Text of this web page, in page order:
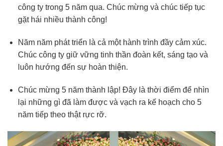
công ty trong 5 năm qua. Chúc mừng và chúc tiếp tục
gặt hái nhiều thành công!
Năm năm phát triển là cả một hành trình đầy cảm xúc.
Chúc công ty giữ vững tinh thần đoàn kết, sáng tạo và
luôn hướng đến sự hoàn thiện.
Chúc mừng 5 năm thành lập! Đây là thời điểm để nhìn
lại những gì đã làm được và vạch ra kế hoạch cho 5
năm tiếp theo thật rực rỡ.